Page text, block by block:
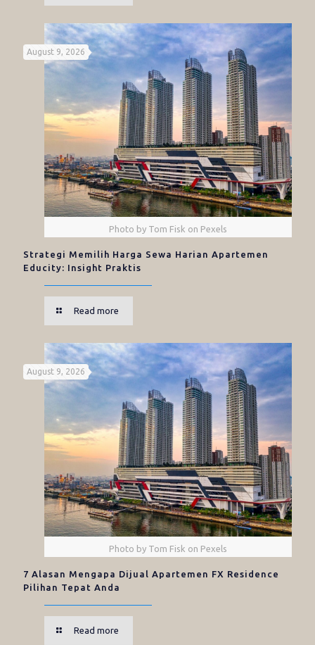
Photo by Tom Fisk on Pexels
August 9, 2026
Strategi Memilih Harga Sewa Harian Apartemen
Educity: Insight Praktis
Read more
Photo by Tom Fisk on Pexels
August 9, 2026
7 Alasan Mengapa Dijual Apartemen FX Residence
Pilihan Tepat Anda
Read more